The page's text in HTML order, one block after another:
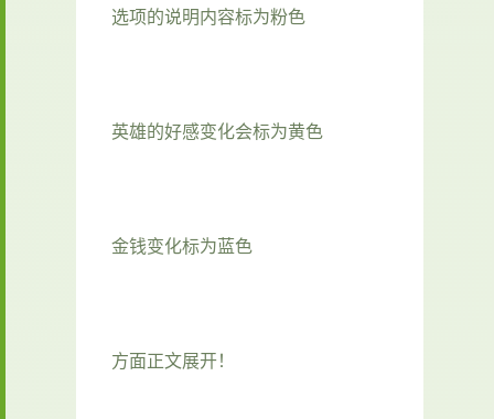
选项的说明内容标为粉色
英雄的好感变化会标为黄色
金钱变化标为蓝色
方面正文展开！